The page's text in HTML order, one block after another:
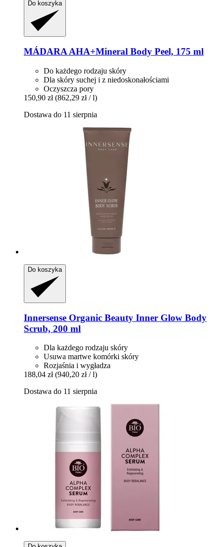
Do koszyka
MÁDARA AHA+Mineral Body Peel, 175 ml
Do każdego rodzaju skóry
Dla skóry suchej i z niedoskonałościami
Oczyszcza pory
150,90 zł (862,29 zł / l)
Dostawa do 11 sierpnia
Do koszyka
Innersense Organic Beauty Inner Glow Body
Scrub, 200 ml
Dla każdego rodzaju skóry
Usuwa martwe komórki skóry
Rozjaśnia i wygładza
188,04 zł (940,20 zł / l)
Dostawa do 11 sierpnia